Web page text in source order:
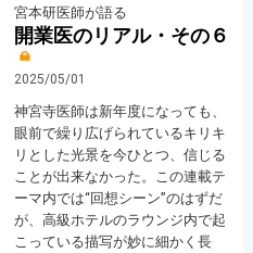
宮本研医師が語る
開業医のリアル・その６
2025/05/01
神宮寺医師は新年度になっても、
眼前で繰り広げられているキリキ
リとした光景を今ひとつ、信じる
ことが出来なかった。この連載テ
ーマ内では“回想シーン”のはずだ
が、高級ホテルのラウンジ内で起
こっている描写が妙に細かく長